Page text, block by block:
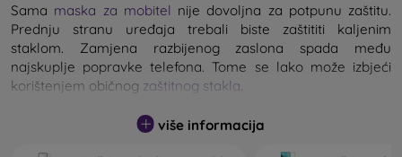
Sama maska za mobitel nije dovoljna za potpunu zaštitu.
Prednju stranu uređaja trebali biste zaštititi kaljenim
staklom. Zamjena razbijenog zaslona spada među
najskuplje popravke telefona. Tome se lako može izbjeći
korištenjem običnog zaštitnog stakla
Nerazbijivo staklo za mobitel ne postoji, ali u većini slučajeva
više informacija